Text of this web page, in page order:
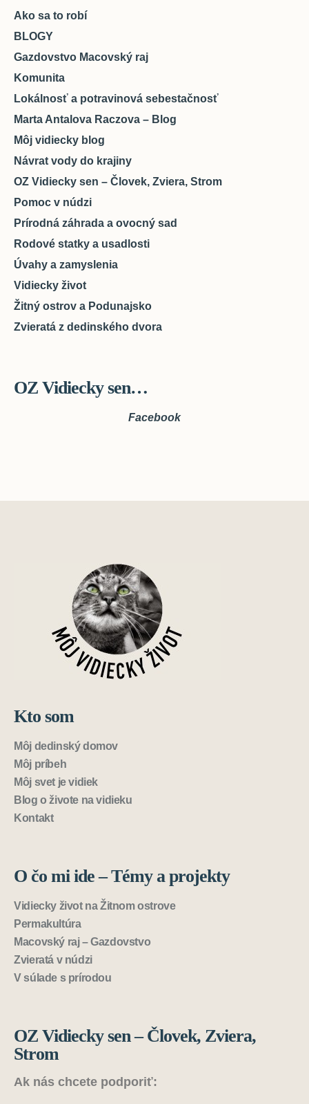
Ako sa to robí
BLOGY
Gazdovstvo Macovský raj
Komunita
Lokálnosť a potravinová sebestačnosť
Marta Antalova Raczova – Blog
Môj vidiecky blog
Návrat vody do krajiny
OZ Vidiecky sen – Človek, Zviera, Strom
Pomoc v núdzi
Prírodná záhrada a ovocný sad
Rodové statky a usadlosti
Úvahy a zamyslenia
Vidiecky život
Žitný ostrov a Podunajsko
Zvieratá z dedinského dvora
OZ Vidiecky sen…
Facebook
Kto som
Môj dedinský domov
Môj príbeh
Môj svet je vidiek
Blog o živote na vidieku
Kontakt
O čo mi ide – Témy a projekty
Vidiecky život na Žitnom ostrove
Permakultúra
Macovský raj – Gazdovstvo
Zvieratá v núdzi
V súlade s prírodou
OZ Vidiecky sen – Človek, Zviera,
Strom
Ak nás chcete podporiť: